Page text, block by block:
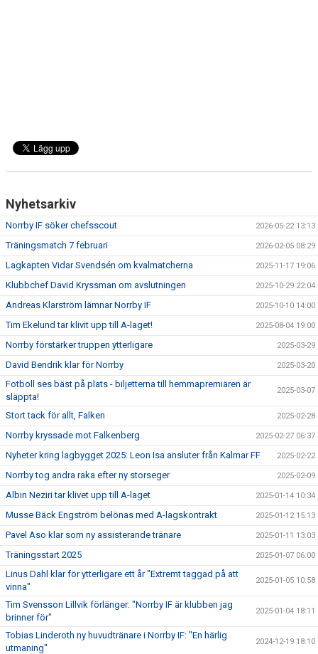
Nyhetsarkiv
Norrby IF söker chefsscout 2026-05-22 13:13
Träningsmatch 7 februari 2026-02-05 08:29
Lagkapten Vidar Svendsén om kvalmatcherna 2025-11-17 19:06
Klubbchef David Kryssman om avslutningen 2025-10-29 22:04
Andreas Klarström lämnar Norrby IF 2025-10-10 14:00
Tim Ekelund tar klivit upp till A-laget! 2025-08-04 19:00
Norrby förstärker truppen ytterligare 2025-03-29
David Bendrik klar för Norrby 2025-03-20
Fotboll ses bäst på plats - biljetterna till hemmapremiären är
släppta!
2025-03-07
Stort tack för allt, Falken 2025-02-28
Norrby kryssade mot Falkenberg 2025-02-27 06:37
Nyheter kring lagbygget 2025: Leon Isa ansluter från Kalmar FF 2025-02-22
Norrby tog andra raka efter ny storseger 2025-02-09
Albin Neziri tar klivet upp till A-laget 2025-01-14 10:34
Musse Bäck Engström belönas med A-lagskontrakt 2025-01-12 15:13
Pavel Aso klar som ny assisterande tränare 2025-01-11 13:03
Träningsstart 2025 2025-01-07 06:00
Linus Dahl klar för ytterligare ett år "Extremt taggad på att
vinna"
2025-01-05 10:58
Tim Svensson Lillvik förlänger: "Norrby IF är klubben jag
brinner för"
2025-01-04 18:11
Tobias Linderoth ny huvudtränare i Norrby IF: "En härlig
utmaning"
2024-12-19 18:10